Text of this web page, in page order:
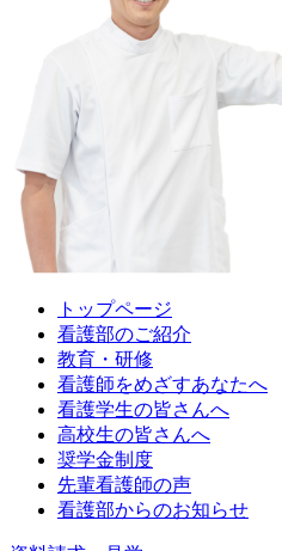
トップページ
看護部のご紹介
教育・研修
看護師をめざすあなたへ
看護学生の皆さんへ
高校生の皆さんへ
奨学金制度
先輩看護師の声
看護部からのお知らせ